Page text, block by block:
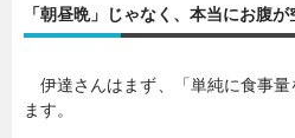
「朝昼晩」じゃなく、本当にお腹
伊達さんはまず、「単純に食事量
ます。